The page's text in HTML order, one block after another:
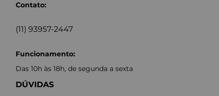
Contato:
(11) 93957-2447
Funcionamento:
Das 10h às 18h, de segunda a sexta
DÚVIDAS